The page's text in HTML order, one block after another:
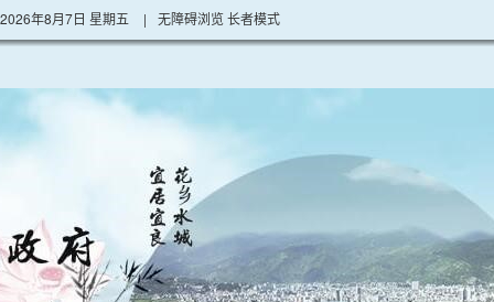
2026年8月7日 星期五 | 无障碍浏览长者模式